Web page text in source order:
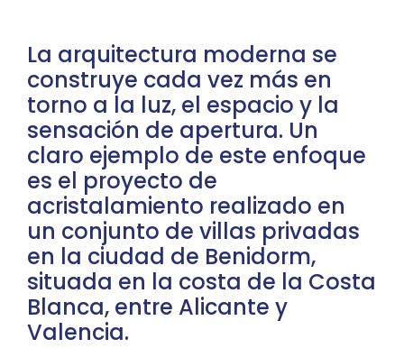
La arquitectura moderna se
construye cada vez más en
torno a la luz, el espacio y la
sensación de apertura. Un
claro ejemplo de este enfoque
es el proyecto de
acristalamiento realizado en
un conjunto de villas privadas
en la ciudad de Benidorm,
situada en la costa de la Costa
Blanca, entre Alicante y
Valencia.